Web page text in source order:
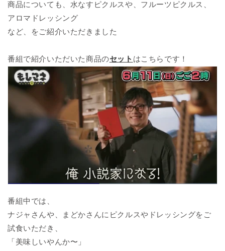
商品についても、水なすピクルスや、フルーツピクルス、
アロマドレッシング
など、をご紹介いただきました
番組で紹介いただいた商品のセット はこちらです！
番組中では、
ナジャさんや、まどかさんにピクルスやドレッシングをご
試食いただき、
「美味しいやんか〜」